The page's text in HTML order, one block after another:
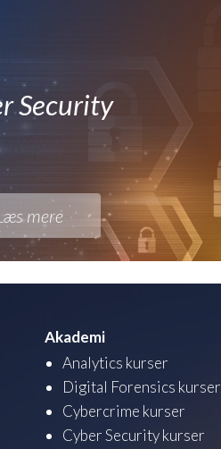
Security
mere
Akademi
Analytics kurser
Digital Forensics kurser
Cybercrime kurser
Cyber Security kurser